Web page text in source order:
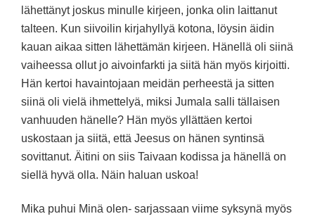
lähettänyt joskus minulle kirjeen, jonka olin laittanut
talteen. Kun siivoilin kirjahyllyä kotona, löysin äidin
kauan aikaa sitten lähettämän kirjeen. Hänellä oli siinä
vaiheessa ollut jo aivoinfarkti ja siitä hän myös kirjoitti.
Hän kertoi havaintojaan meidän perheestä ja sitten
siinä oli vielä ihmettelyä, miksi Jumala salli tällaisen
vanhuuden hänelle? Hän myös yllättäen kertoi
uskostaan ja siitä, että Jeesus on hänen syntinsä
sovittanut. Äitini on siis Taivaan kodissa ja hänellä on
siellä hyvä olla. Näin haluan uskoa!
Mika puhui Minä olen- sarjassaan viime syksynä myös